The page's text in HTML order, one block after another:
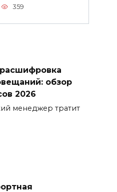
359
обзор
2026
менеджер тратит